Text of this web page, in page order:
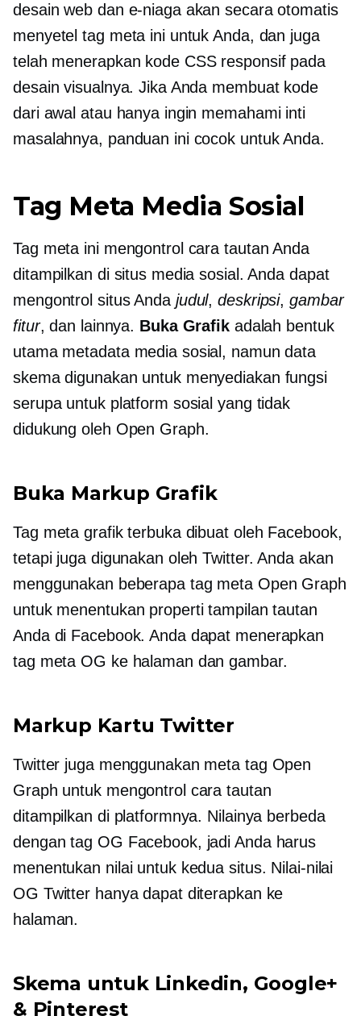
desain web dan e-niaga akan secara otomatis
menyetel tag meta ini untuk Anda, dan juga
telah menerapkan kode CSS responsif pada
desain visualnya. Jika Anda membuat kode
dari awal atau hanya ingin memahami inti
masalahnya, panduan ini cocok untuk Anda.
Tag Meta Media Sosial
Tag meta ini mengontrol cara tautan Anda
ditampilkan di situs media sosial. Anda dapat
mengontrol situs Anda judul,deskripsi,gambar
fitur, dan lainnya. Buka Grafikadalah bentuk
utama metadata media sosial, namun data
skema digunakan untuk menyediakan fungsi
serupa untuk platform sosial yang tidak
didukung oleh Open Graph.
Buka Markup Grafik
Tag meta grafik terbuka dibuat oleh Facebook,
tetapi juga digunakan oleh Twitter. Anda akan
menggunakan beberapa tag meta Open Graph
untuk menentukan properti tampilan tautan
Anda di Facebook. Anda dapat menerapkan
tag meta OG ke halaman dan gambar.
Markup Kartu Twitter
Twitter juga menggunakan meta tag Open
Graph untuk mengontrol cara tautan
ditampilkan di platformnya. Nilainya berbeda
dengan tag OG Facebook, jadi Anda harus
menentukan nilai untuk kedua situs. Nilai-nilai
OG Twitter hanya dapat diterapkan ke
halaman.
Skema untuk Linkedin, Google+
& Pinterest